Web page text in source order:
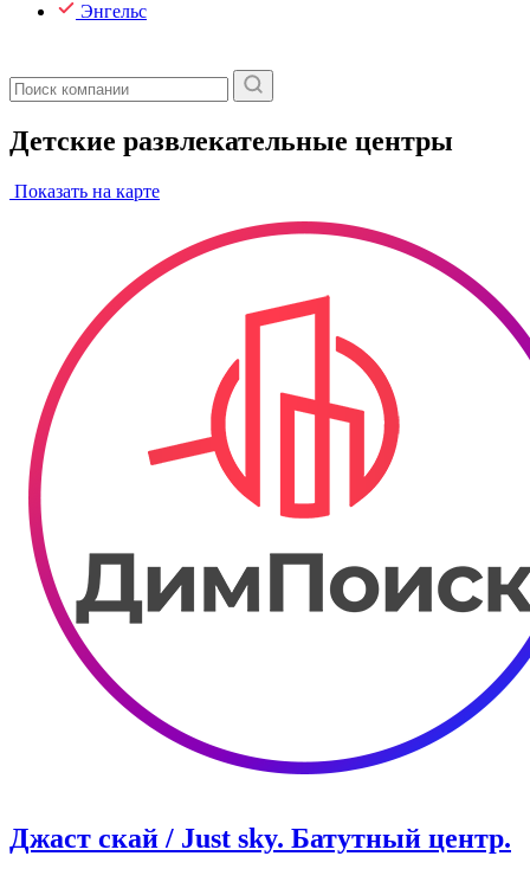
Энгельс
Детские развлекательные центры
Показать на карте
Джаст скай / Just sky. Батутный центр.